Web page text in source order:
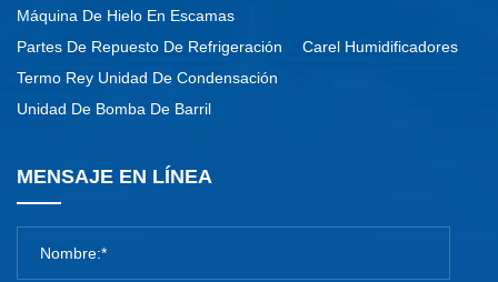
Máquina De Hielo En Escamas
Partes De Repuesto De Refrigeración
Carel Humidificadores
Termo Rey Unidad De Condensación
Unidad De Bomba De Barril
MENSAJE EN LÍNEA